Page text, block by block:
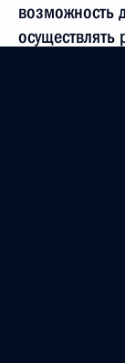
возможность